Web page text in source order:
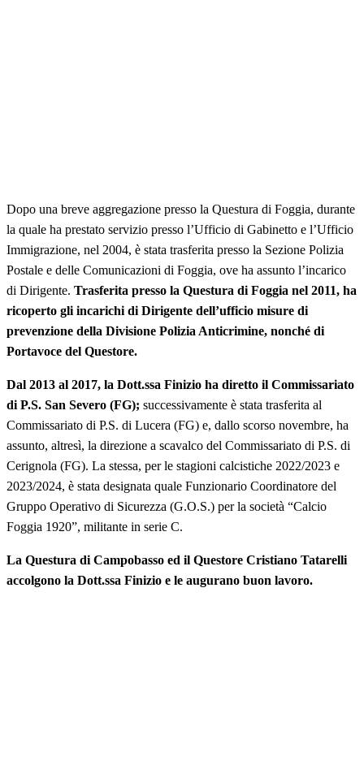
Dopo una breve aggregazione presso la Questura di Foggia, durante
la quale ha prestato servizio presso l’Ufficio di Gabinetto e l’Ufficio
Immigrazione, nel 2004, è stata trasferita presso la Sezione Polizia
Postale e delle Comunicazioni di Foggia, ove ha assunto l’incarico
di Dirigente. Trasferita presso la Questura di Foggia nel 2011, ha
ricoperto gli incarichi di Dirigente dell’ufficio misure di
prevenzione della Divisione Polizia Anticrimine, nonché di
Portavoce del Questore.
Dal 2013 al 2017, la Dott.ssa Finizio ha diretto il Commissariato
di P.S. San Severo (FG); successivamente è stata trasferita al
Commissariato di P.S. di Lucera (FG) e, dallo scorso novembre, ha
assunto, altresì, la direzione a scavalco del Commissariato di P.S. di
Cerignola (FG). La stessa, per le stagioni calcistiche 2022/2023 e
2023/2024, è stata designata quale Funzionario Coordinatore del
Gruppo Operativo di Sicurezza (G.O.S.) per la società “Calcio
Foggia 1920”, militante in serie C.
La Questura di Campobasso ed il Questore Cristiano Tatarelli
accolgono la Dott.ssa Finizio e le augurano buon lavoro.